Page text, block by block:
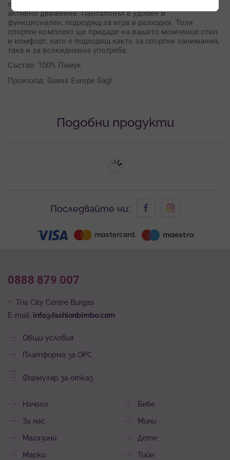
отличава със свеж десен и удобна кройка, подходяща за
активно движение. Панталонът е удобен и
функционален, подходящ за игра и разходки. Този
спортен комплект ще придаде на вашето момченце стил
и комфорт, като е подходящ както за спортни занимания,
така и за всекидневна употреба.
Състав: 100% Памук
Произход: Guess Europe Sagl.
Подобни продукти
Последвайте ни:
0888 879 007
Tria City Centre Burgas
E-mail: info@fashionbimbo.com
Бебе
Мини
Дете
Тийн
Начало
За нас
Магазини
Марки
Общи условия
Платформа за ОРС
Формуляр за отказ